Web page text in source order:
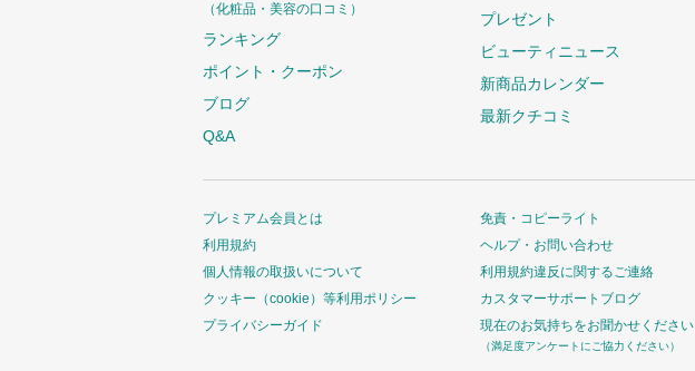
（化粧品・美容の口コミ）
ランキング
ポイント・クーポン
ブログ
Q&A
プレゼント
ビューティニュース
新商品カレンダー
最新クチコミ
プレミアム会員とは
利用規約
個人情報の取扱いについて
クッキー（cookie）等利用ポリシー
プライバシーガイド
免責・コピーライト
ヘルプ・お問い合わせ
利用規約違反に関するご連絡
カスタマーサポートブログ
現在のお気持ちをお聞かせください
（満足度アンケートにご協力ください）